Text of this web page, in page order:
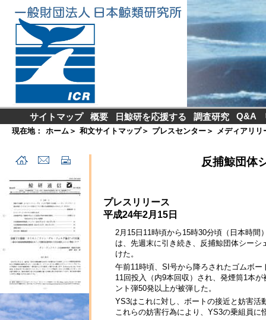
サイトマップ 概要 日鯨研を応援する 調査研究 Q&A
現在地： ホーム ＞ 和文サイトマップ＞ プレスセンター ＞ メディアリリ
反捕鯨団体
プレスリリース
平成24年2月15日
2月15日11時頃から15時30分頃（日本時
は、先週末に引き続き、反捕鯨団体シー
けた。
午前11時頃、SI号から降ろされたゴムボ
11回投入（内9本回収）され、発煙筒1本
ント弾50発以上が被弾した。
YS3はこれに対し、ボートの接近と妨害活
これらの妨害行為により、YS3の乗組員